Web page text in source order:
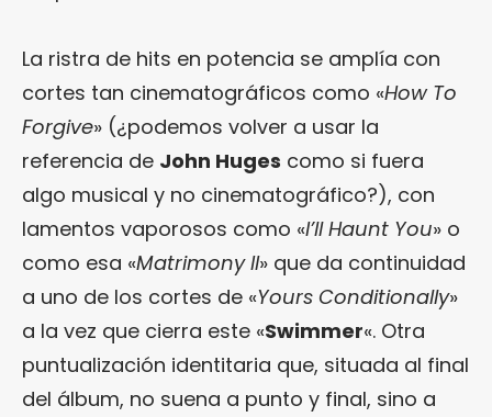
La ristra de hits en potencia se amplía con
cortes tan cinematográficos como «How To
Forgive» (¿podemos volver a usar la
referencia de John Huges como si fuera
algo musical y no cinematográfico?), con
lamentos vaporosos como «I’ll Haunt You» o
como esa «Matrimony II» que da continuidad
a uno de los cortes de «Yours Conditionally»
a la vez que cierra este «Swimmer«. Otra
puntualización identitaria que, situada al final
del álbum, no suena a punto y final, sino a